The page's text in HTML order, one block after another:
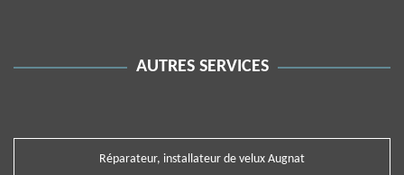
AUTRES SERVICES
Réparateur, installateur de velux Augnat